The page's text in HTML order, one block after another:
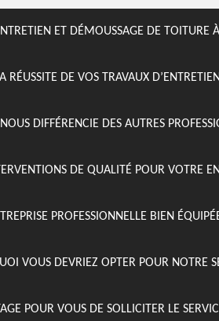
ET DÉMOUSSAGE DE TOITURE
RÉUSSITE DE VOS TRAVAUX
DIFFÉRENCIE DES AUTRES
DE QUALITÉ POUR VOTRE
PROFESSIONNELLE BIEN
VOUS DEVRIEZ OPTER POUR NOTRE
POUR VOUS DE SOLLICITER LE